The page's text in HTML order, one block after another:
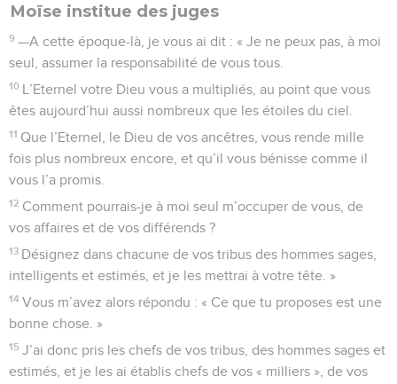
Moïse institue des juges
9 —A cette époque-là, je vous ai dit : « Je ne peux pas, à moi
seul, assumer la responsabilité de vous tous.
10 L’Eternel votre Dieu vous a multipliés, au point que vous
êtes aujourd’hui aussi nombreux que les étoiles du ciel.
11 Que l’Eternel, le Dieu de vos ancêtres, vous rende mille
fois plus nombreux encore, et qu’il vous bénisse comme il
vous l’a promis.
12 Comment pourrais-je à moi seul m’occuper de vous, de
vos affaires et de vos différends ?
13 Désignez dans chacune de vos tribus des hommes sages,
intelligents et estimés, et je les mettrai à votre tête. »
14 Vous m’avez alors répondu : « Ce que tu proposes est une
bonne chose. »
15 J’ai donc pris les chefs de vos tribus, des hommes sages et
estimés, et je les ai établis chefs de vos « milliers », de vos